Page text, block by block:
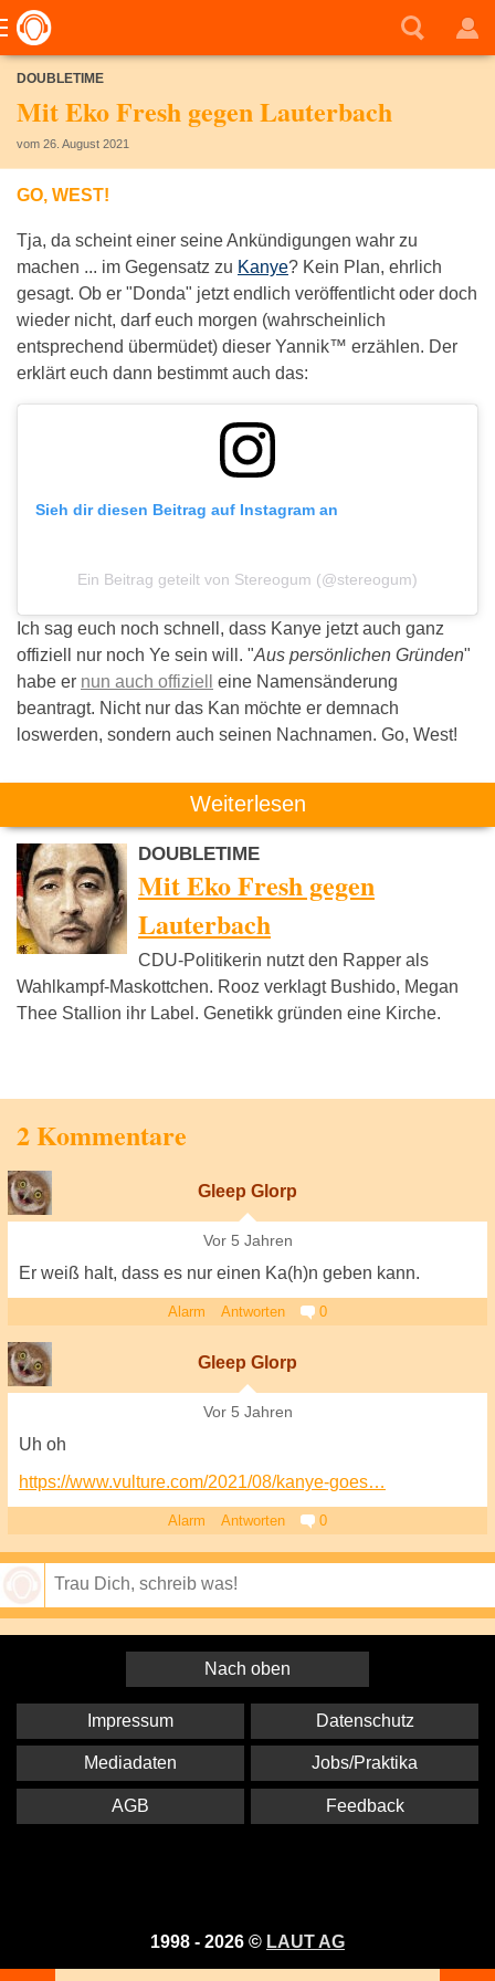
DOUBLETIME
Mit Eko Fresh gegen Lauterbach
vom 26. August 2021
GO, WEST!
Tja, da scheint einer seine Ankündigungen wahr zu
machen ... im Gegensatz zu Kanye? Kein Plan, ehrlich
gesagt. Ob er "Donda" jetzt endlich veröffentlicht oder doch
wieder nicht, darf euch morgen (wahrscheinlich
entsprechend übermüdet) dieser Yannik™ erzählen. Der
erklärt euch dann bestimmt auch das:
Sieh dir diesen Beitrag auf Instagram an
Ein Beitrag geteilt von Stereogum (@stereogum)
Ich sag euch noch schnell, dass Kanye jetzt auch ganz
offiziell nur noch Ye sein will. "Aus persönlichen Gründen"
habe er nun auch offiziell
eine Namensänderung
beantragt. Nicht nur das Kan möchte er demnach
loswerden, sondern auch seinen Nachnamen. Go, West!
Weiterlesen
DOUBLETIME
Mit Eko Fresh gegen
Lauterbach
CDU-Politikerin nutzt den Rapper als
Wahlkampf-Maskottchen. Rooz verklagt Bushido, Megan
Thee Stallion ihr Label. Genetikk gründen eine Kirche.
2 Kommentare
Gleep Glorp
Vor 5 Jahren
Er weiß halt, dass es nur einen Ka(h)n geben kann.
Alarm Antworten 0
Gleep Glorp
Vor 5 Jahren
Uh oh
https://www.vulture.com/2021/08/kanye-goes…
Alarm Antworten 0
Nach oben
1998 - 2026 © LAUT AG
Impressum Datenschutz
Mediadaten Jobs/Praktika
AGB Feedback